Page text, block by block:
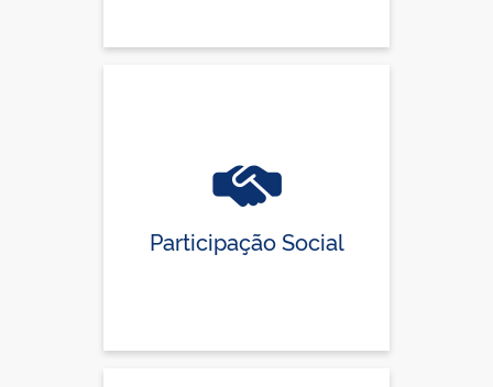
Participação Social